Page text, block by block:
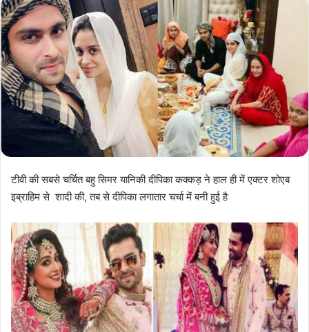
टीवी की सबसे चर्चित बहु सिमर यानिकी दीपिका कक्कड़ ने हाल ही में एक्टर शोएब
इब्राहिम से शादी की, तब से दीपिका लगातार चर्चा में बनी हुई है